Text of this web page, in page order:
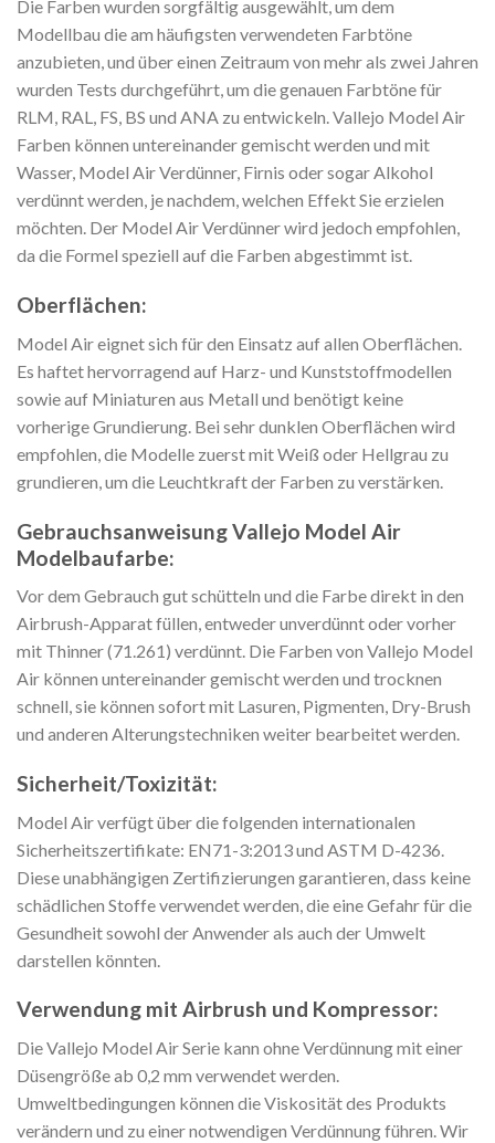
Die Farben wurden sorgfältig ausgewählt, um dem
Modellbau die am häufigsten verwendeten Farbtöne
anzubieten, und über einen Zeitraum von mehr als zwei Jahren
wurden Tests durchgeführt, um die genauen Farbtöne für
RLM, RAL, FS, BS und ANA zu entwickeln. Vallejo Model Air
Farben können untereinander gemischt werden und mit
Wasser, Model Air Verdünner, Firnis oder sogar Alkohol
verdünnt werden, je nachdem, welchen Effekt Sie erzielen
möchten. Der Model Air Verdünner wird jedoch empfohlen,
da die Formel speziell auf die Farben abgestimmt ist.
Oberflächen:
Model Air eignet sich für den Einsatz auf allen Oberflächen.
Es haftet hervorragend auf Harz- und Kunststoffmodellen
sowie auf Miniaturen aus Metall und benötigt keine
vorherige Grundierung. Bei sehr dunklen Oberflächen wird
empfohlen, die Modelle zuerst mit Weiß oder Hellgrau zu
grundieren, um die Leuchtkraft der Farben zu verstärken.
Gebrauchsanweisung Vallejo Model Air
Modelbaufarbe:
Vor dem Gebrauch gut schütteln und die Farbe direkt in den
Airbrush-Apparat füllen, entweder unverdünnt oder vorher
mit Thinner (71.261) verdünnt. Die Farben von Vallejo Model
Air können untereinander gemischt werden und trocknen
schnell, sie können sofort mit Lasuren, Pigmenten, Dry-Brush
und anderen Alterungstechniken weiter bearbeitet werden.
Sicherheit/Toxizität:
Model Air verfügt über die folgenden internationalen
Sicherheitszertifikate: EN71-3:2013 und ASTM D-4236.
Diese unabhängigen Zertifizierungen garantieren, dass keine
schädlichen Stoffe verwendet werden, die eine Gefahr für die
Gesundheit sowohl der Anwender als auch der Umwelt
darstellen könnten.
Verwendung mit Airbrush und Kompressor:
Die Vallejo Model Air Serie kann ohne Verdünnung mit einer
Düsengröße ab 0,2 mm verwendet werden.
Umweltbedingungen können die Viskosität des Produkts
verändern und zu einer notwendigen Verdünnung führen. Wir